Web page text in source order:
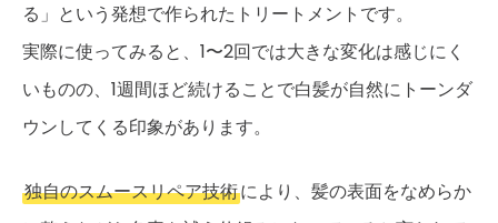
る」という発想で作られたトリートメントです。
実際に使ってみると、1〜2回では大きな変化は感じにく
いものの、1週間ほど続けることで白髪が自然にトーンダ
ウンしてくる印象があります。
独自のスムースリペア技術により、髪の表面をなめらか